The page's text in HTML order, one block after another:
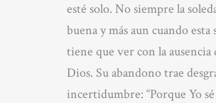
esté solo. No siempre la
buena y más aun cuando esta
tiene que ver con la ausencia
Dios. Su abandono trae
incertidumbre: “Porque Yo